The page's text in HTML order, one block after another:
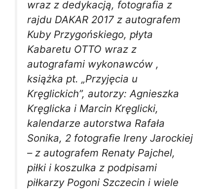
wraz z dedykacją, fotografia z
rajdu DAKAR 2017 z autografem
Kuby Przygońskiego, płyta
Kabaretu OTTO wraz z
autografami wykonawców ,
książka pt. „Przyjęcia u
Kręglickich”, autorzy: Agnieszka
Kręglicka i Marcin Kręglicki,
kalendarze autorstwa Rafała
Sonika, 2 fotografie Ireny Jarockiej
– z autografem Renaty Pajchel,
piłki i koszulka z podpisami
piłkarzy Pogoni Szczecin i wiele